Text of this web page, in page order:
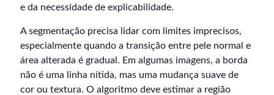
e da necessidade de explicabilidade.
A segmentação precisa lidar com limites imprecisos,
especialmente quando a transição entre pele normal e
área alterada é gradual. Em algumas imagens, a borda
não é uma linha nítida, mas uma mudança suave de
cor ou textura. O algoritmo deve estimar a região